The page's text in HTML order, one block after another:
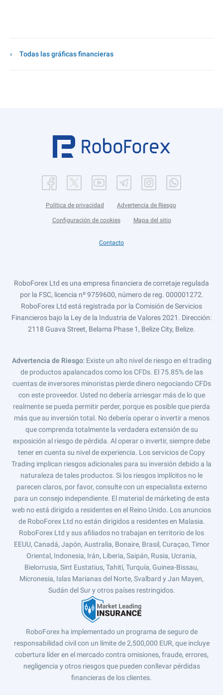
Todas las gráficas financieras
Política de privacidad Advertencia de Riesgo
Configuración de cookies Mapa del sitio
Contacto
RoboForex Ltd es una empresa financiera de corretaje regulada
por la FSC, licencia nº 9759600, número de reg. 000001272.
RoboForex Ltd está registrada por la Comisión de Servicios
Financieros bajo la Ley de la Industria de Valores 2021. Dirección:
2118 Guava Street, Belama Phase 1, Belize City, Belize.
Advertencia de Riesgo: Existe un alto nivel de riesgo en el trading
de productos apalancados como los CFDs. El 75.85% de las
cuentas de inversores minoristas pierde dinero negociando CFDs
con este proveedor. Usted no debería arriesgar más de lo que
realmente se pueda permitir perder, porque es posible que pierda
más que su inversión total. No debería operar o invertir a menos
que comprenda totalmente la verdadera extensión de su
exposición al riesgo de pérdida. Al operar o invertir, siempre debe
tener en cuenta su nivel de experiencia. Los servicios de Copy
Trading implican riesgos adicionales para su inversión debido a la
naturaleza de tales productos. Si los riesgos implícitos no le
parecen claros, por favor, consulte con un especialista externo
para un consejo independiente. El material de márketing de esta
web no está dirigido a residentes en el Reino Unido. Los anuncios
de RoboForex Ltd no están dirigidos a residentes en Malasia.
RoboForex Ltd y sus afiliados no trabajan en territorio de los
EEUU, Canadá, Japón, Australia, Bonaire, Brasil, Curaçao, Timor
Oriental, Indonesia, Irán, Liberia, Saipán, Rusia, Ucrania,
Bielorrusia, Sint Eustatius, Tahití, Turquía, Guinea-Bissau,
Micronesia, Islas Marianas del Norte, Svalbard y Jan Mayen,
Sudán del Sur y otros países restringidos.
RoboForex ha implementado un programa de seguro de
responsabilidad civil con un límite de 2,500,000 EUR, que incluye
cobertura líder en el mercado contra omisiones, fraude, errores,
negligencia y otros riesgos que pueden conllevar pérdidas
financieras de los clientes.